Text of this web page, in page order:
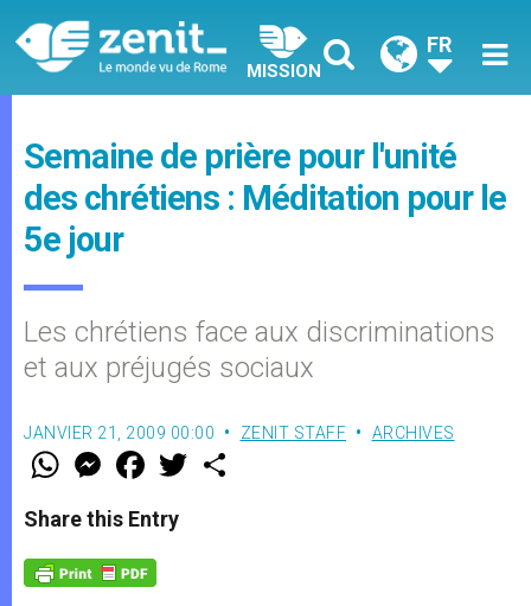
MISSION
FR
Semaine de prière pour l'unité
des chrétiens : Méditation pour le
5e jour
Les chrétiens face aux discriminations
et aux préjugés sociaux
JANVIER 21, 2009 00:00 ZENIT STAFF ARCHIVES
W
t
s
p
p
M
e
s
e
g
e
F
a
e
b
o
k
w
Share this Entry